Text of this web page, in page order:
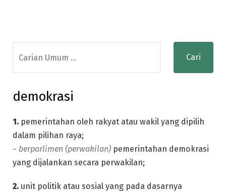
for:
demokrasi
1. pemerintahan oleh rakyat atau wakil yang dipilih
dalam pilihan raya;
~ berparlimen (perwakilan) pemerintahan demokrasi
yang dijalankan secara perwakilan;
2. unit politik atau sosial yang pada dasarnya